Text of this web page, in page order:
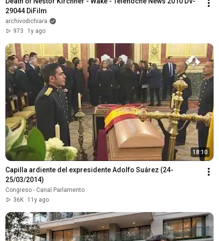
29044 DiFilm
archivodichiara
973
1y ago
18:10
Capilla ardiente del expresidente Adolfo Suárez (24-
25/03/2014)
Congreso - Canal Parlamento
36K
11y ago